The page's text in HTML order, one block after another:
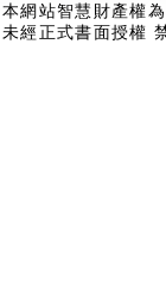
本網站智慧財產權
未經正式書面授權